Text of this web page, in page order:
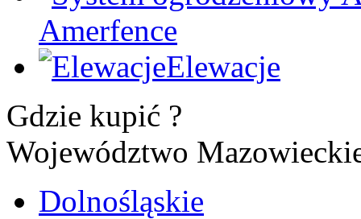
Amerfence
Elewacje
Gdzie kupić ?
Województwo
Dolnośląskie